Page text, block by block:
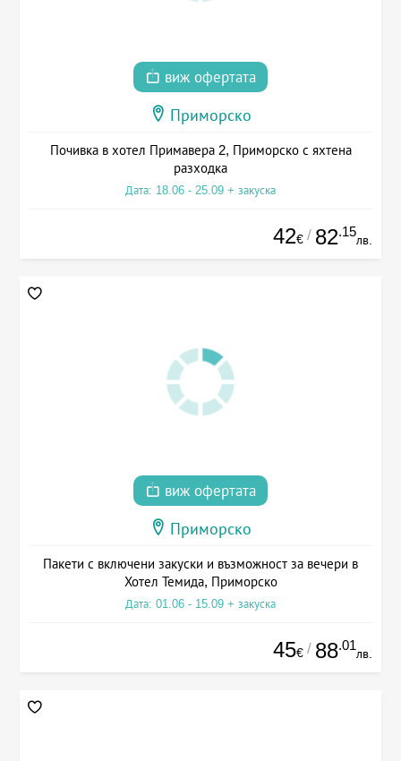
виж офертата
Приморско
Почивка в хотел Примавера 2, Приморско с яхтена
разходка
Дата: 18.06 - 25.09 + закуска
42€ / 82.15
лв.
виж офертата
Приморско
Пакети с включени закуски и възможност за вечери в
Хотел Темида, Приморско
Дата: 01.06 - 15.09 + закуска
45€ / 88.01
лв.